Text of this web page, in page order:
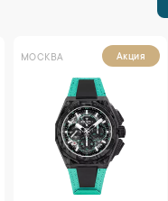
МОСКВА Акция